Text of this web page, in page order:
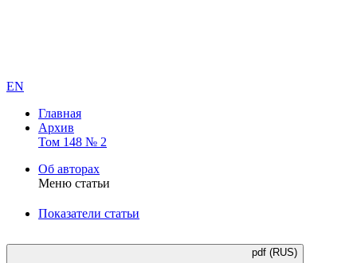
EN
Главная
Архив
Том 148 № 2
Об авторах
Меню статьи
Показатели статьи
pdf (RUS)